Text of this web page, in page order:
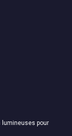
lumineuses pour